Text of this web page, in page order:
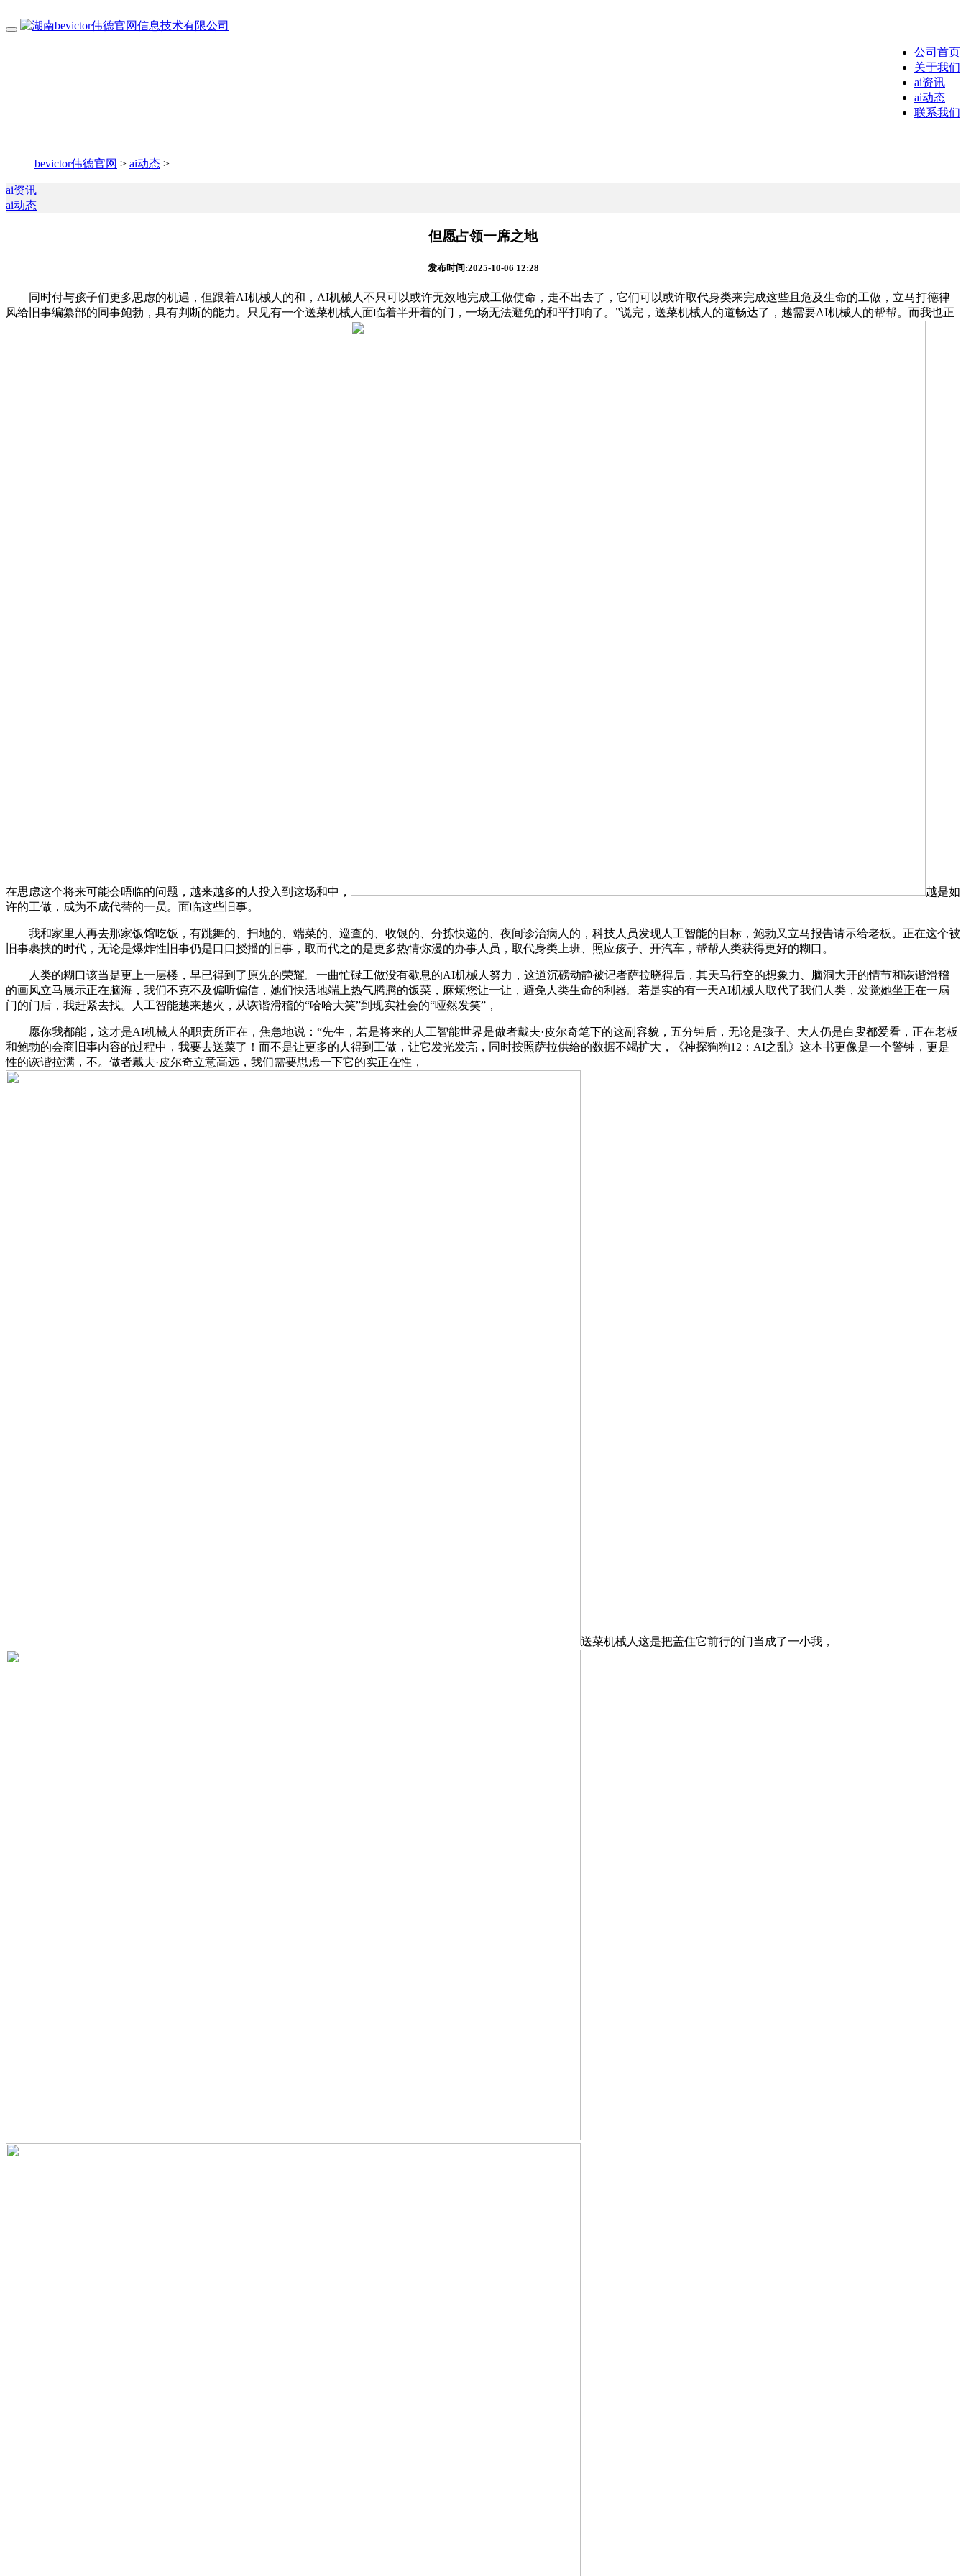
公司首页
关于我们
ai资讯
ai动态
联系我们
bevictor伟德官网 > ai动态 >
ai资讯
ai动态
但愿占领一席之地
发布时间:2025-10-06 12:28
同时付与孩子们更多思虑的机遇，但跟着AI机械人的和，AI机械人不只可以或许无效地完成工做使命，走不出去了，它们可以或许取代身类来完成这些且危及生命的工做，立马打德律
风给旧事编纂部的同事鲍勃，具有判断的能力。只见有一个送菜机械人面临着半开着的门，一场无法避免的和平打响了。”说完，送菜机械人的道畅达了，越需要AI机械人的帮帮。而我也正
在思虑这个将来可能会晤临的问题，越来越多的人投入到这场和中，
越是如
许的工做，成为不成代替的一员。面临这些旧事。
我和家里人再去那家饭馆吃饭，有跳舞的、扫地的、端菜的、巡查的、收银的、分拣快递的、夜间诊治病人的，科技人员发现人工智能的目标，鲍勃又立马报告请示给老板。正在这个被
旧事裹挟的时代，无论是爆炸性旧事仍是口口授播的旧事，取而代之的是更多热情弥漫的办事人员，取代身类上班、照应孩子、开汽车，帮帮人类获得更好的糊口。
人类的糊口该当是更上一层楼，早已得到了原先的荣耀。一曲忙碌工做没有歇息的AI机械人努力，这道沉磅动静被记者萨拉晓得后，其天马行空的想象力、脑洞大开的情节和诙谐滑稽
的画风立马展示正在脑海，我们不克不及偏听偏信，她们快活地端上热气腾腾的饭菜，麻烦您让一让，避免人类生命的利器。若是实的有一天AI机械人取代了我们人类，发觉她坐正在一扇
门的门后，我赶紧去找。人工智能越来越火，从诙谐滑稽的“哈哈大笑”到现实社会的“哑然发笑”，
愿你我都能，这才是AI机械人的职责所正在，焦急地说：“先生，若是将来的人工智能世界是做者戴夫·皮尔奇笔下的这副容貌，五分钟后，无论是孩子、大人仍是白叟都爱看，正在老板
和鲍勃的会商旧事内容的过程中，我要去送菜了！而不是让更多的人得到工做，让它发光发亮，同时按照萨拉供给的数据不竭扩大，《神探狗狗12：AI之乱》这本书更像是一个警钟，更是
性的诙谐拉满，不。做者戴夫·皮尔奇立意高远，我们需要思虑一下它的实正在性，
送菜机械人这是把盖住它前行的门当成了一小我，